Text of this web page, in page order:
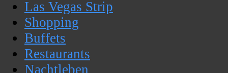
Las Vegas Strip
Shopping
Buffets
Restaurants
Nachtleben